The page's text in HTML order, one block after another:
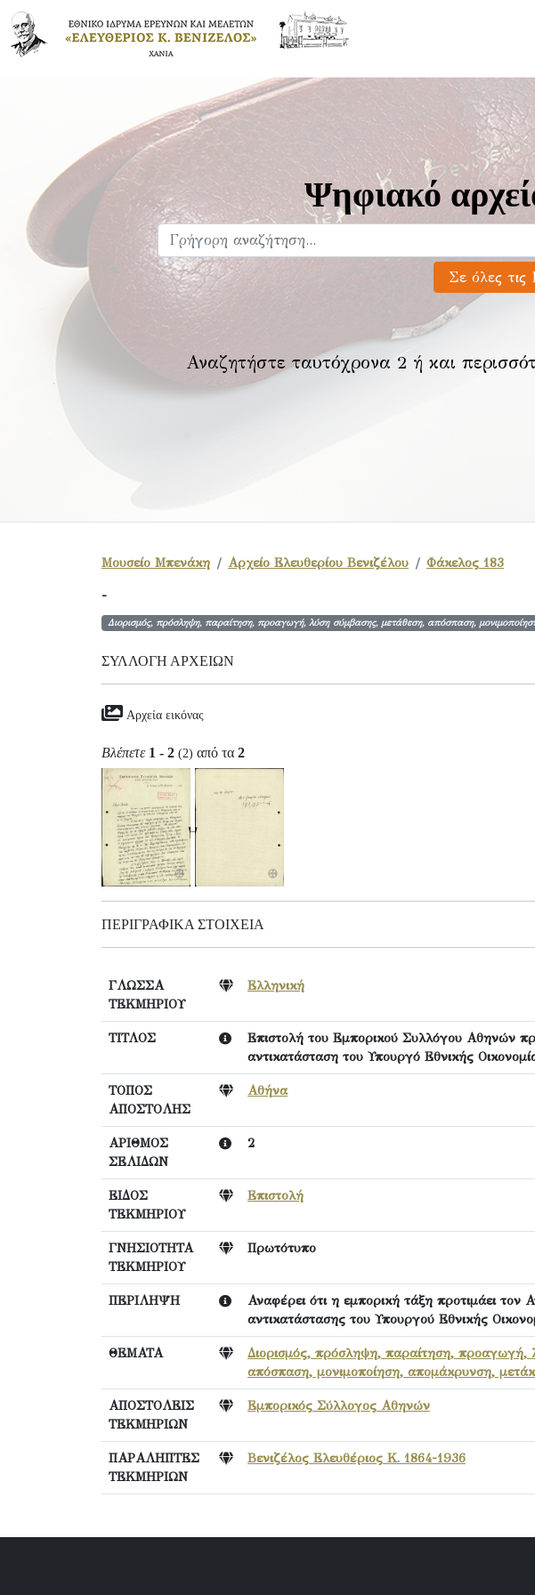
Ψηφιακό
Αναζητήστε ταυτόχρονα 2 ή και
Μουσείο Μπενάκη Αρχείο Ελευθερίου Βενιζέλου Φάκελος 183
-
Διορισμός, πρόσληψη, παραίτηση, προαγωγή, λύση σύμβασης, μετάθεση, απόσπαση,
ΣΥΛΛΟΓΉ ΑΡΧΕΊΩΝ
Αρχεία εικόνας
Βλέπετε 1 - 2 (2) από τα 2
ΠΕΡΙΓΡΑΦΙΚΆ ΣΤΟΙΧΕΊΑ
ΓΛΩΣΣΑ
ΤΕΚΜΗΡΙΟΥ
Ελληνική
ΤΙΤΛΟΣ
Επιστολή του Εμπορικού Συλλόγου Αθηνών
αντικατάσταση του Υπουργό Εθνικής
ΤΟΠΟΣ
ΑΠΟΣΤΟΛΗΣ
Αθήνα
ΑΡΙΘΜΟΣ
ΣΕΛΙΔΩΝ
2
ΕΙΔΟΣ
ΤΕΚΜΗΡΙΟΥ
Επιστολή
ΓΝΗΣΙΟΤΗΤΑ
ΤΕΚΜΗΡΙΟΥ
Πρωτότυπο
ΠΕΡΙΛΗΨΗ
Αναφέρει ότι η εμπορική τάξη προτιμάει τον
αντικατάστασης του Υπουργού Εθνικής
ΘΕΜΑΤΑ
Διορισμός, πρόσληψη, παραίτηση, προαγωγή,
απόσπαση, μονιμοποίηση, απομάκρυνση,
ΑΠΟΣΤΟΛΕΙΣ
ΤΕΚΜΗΡΙΩΝ
Εμπορικός Σύλλογος Αθηνών
ΠΑΡΑΛΗΠΤΕΣ
ΤΕΚΜΗΡΙΩΝ
Βενιζέλος Ελευθέριος Κ. 1864-1936